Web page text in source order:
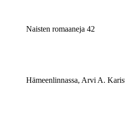
Naisten romaaneja 42
Hämeenlinnassa, Arvi A.